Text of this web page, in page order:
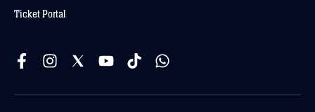
Ticket Portal